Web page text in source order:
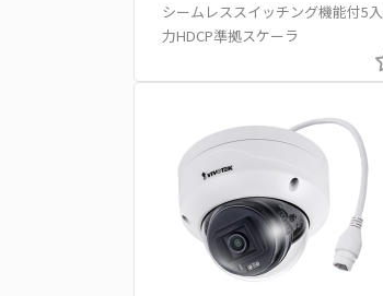
シームレススイッチング機能付5入
力HDCP準拠スケーラ